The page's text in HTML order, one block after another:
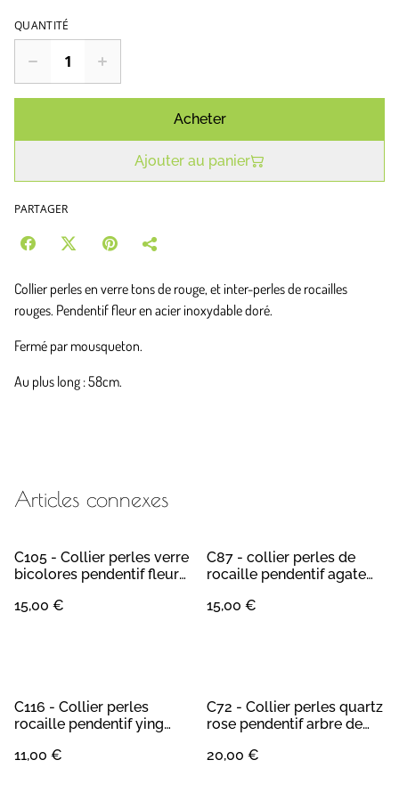
QUANTITÉ
Acheter
Ajouter au panier
PARTAGER
Collier perles en verre tons de rouge, et inter-perles de rocailles
rouges. Pendentif fleur en acier inoxydable doré.
Fermé par mousqueton.
Au plus long : 58cm.
Articles connexes
C105 - Collier perles verre
bicolores pendentif fleur
15,00 €
C87 - collier perles de
rocaille pendentif agate
15,00 €
C116 - Collier perles
rocaille pendentif ying
11,00 €
C72 - Collier perles quartz
rose pendentif arbre de
20,00 €